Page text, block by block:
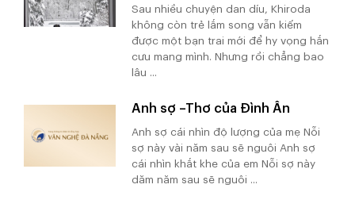
Sau nhiều chuyện dan díu, Khiroda
không còn trẻ lắm song vẫn kiếm
được một bạn trai mới để hy vọng hắn
cưu mang mình. Nhưng rồi chẳng bao
lâu ...
Anh sợ –Thơ của Đình Ân
Anh sợ cái nhìn độ lượng của mẹ Nỗi
sợ này vài năm sau sẽ nguôi Anh sợ
cái nhìn khắt khe của em Nỗi sợ này
dăm năm sau sẽ nguôi ...